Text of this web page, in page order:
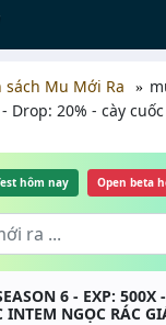
sách Mu Mới Ra
Drop: 20% - cày
hôm nay Open beta
6 - EXP: 500X
INTEM NGỌC RÁC